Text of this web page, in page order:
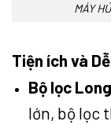
MÁY
Tiện ích và
Bộ lọc
lớn, bộ lọc